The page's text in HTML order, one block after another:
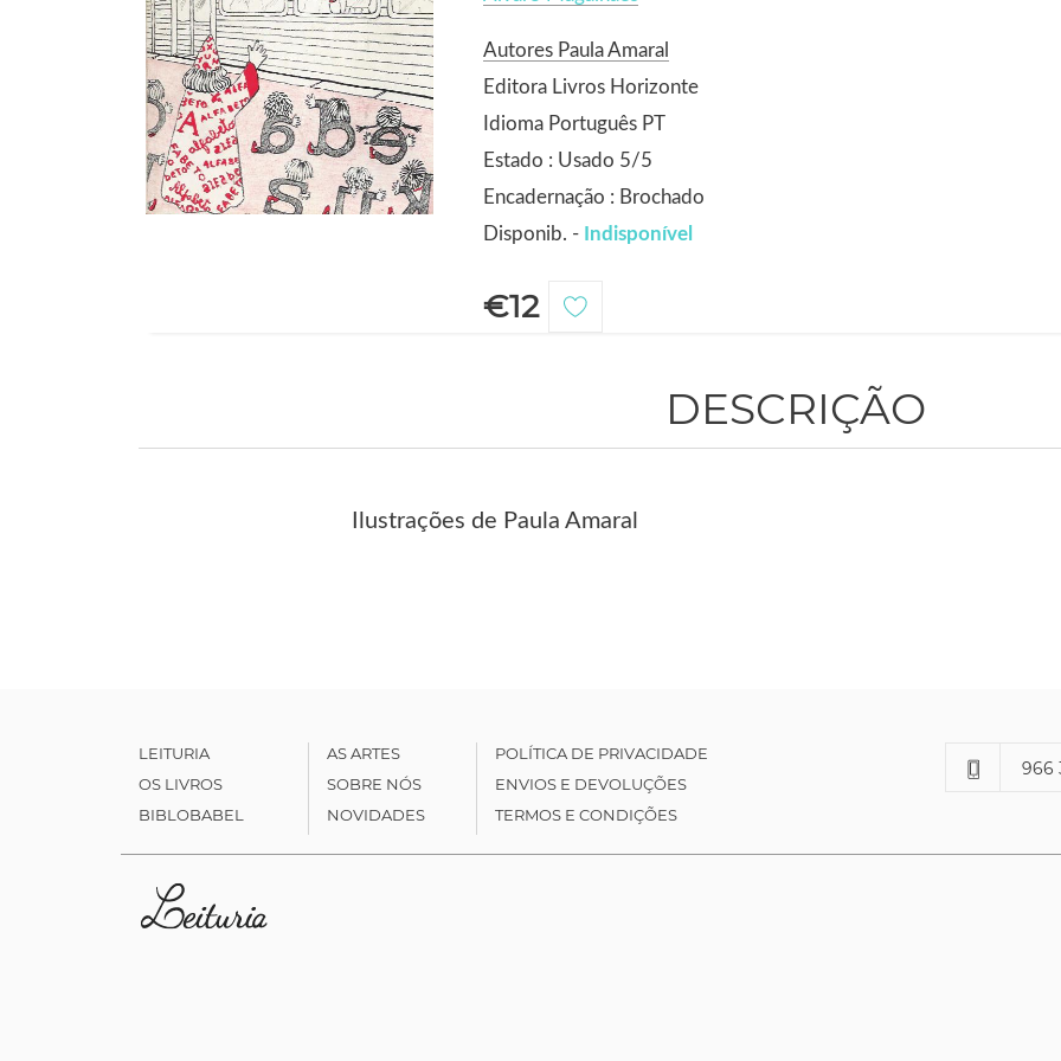
Autores Paula Amaral
Editora Livros Horizonte
Idioma Português PT
Estado : Usado 5/5
Encadernação : Brochado
Disponib. - Indisponível
€12
DESCRIÇÃO
Ilustrações de Paula Amaral
LEITURIA
OS LIVROS
BIBLOBABEL
AS ARTES
SOBRE NÓS
NOVIDADES
POLÍTICA DE PRIVACIDADE
ENVIOS E DEVOLUÇÕES
TERMOS E CONDIÇÕES
966